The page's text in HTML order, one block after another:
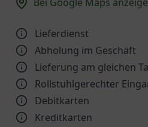
Lieferdienst
Abholung im Geschäft
Lieferung am gleichen
Rollstuhlgerechter
Debitkarten
Kreditkarten